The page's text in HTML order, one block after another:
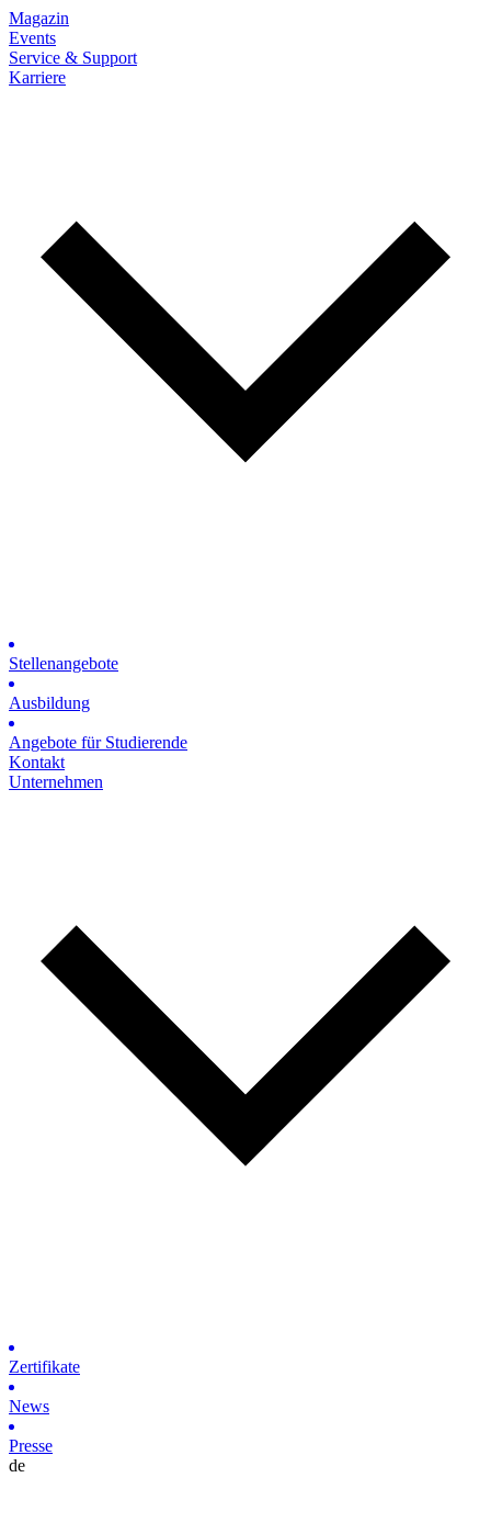
Magazin
Events
Service & Support
Karriere
Stellenangebote
Ausbildung
Angebote für Studierende
Kontakt
Unternehmen
Zertifikate
News
Presse
de